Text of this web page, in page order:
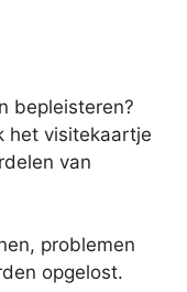
bepleisteren?
het visitekaartje
van
problemen
opgelost.